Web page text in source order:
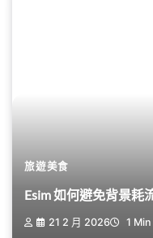
旅遊美食
Esim 如何避免背景耗
21 2 月 2026 1 Min